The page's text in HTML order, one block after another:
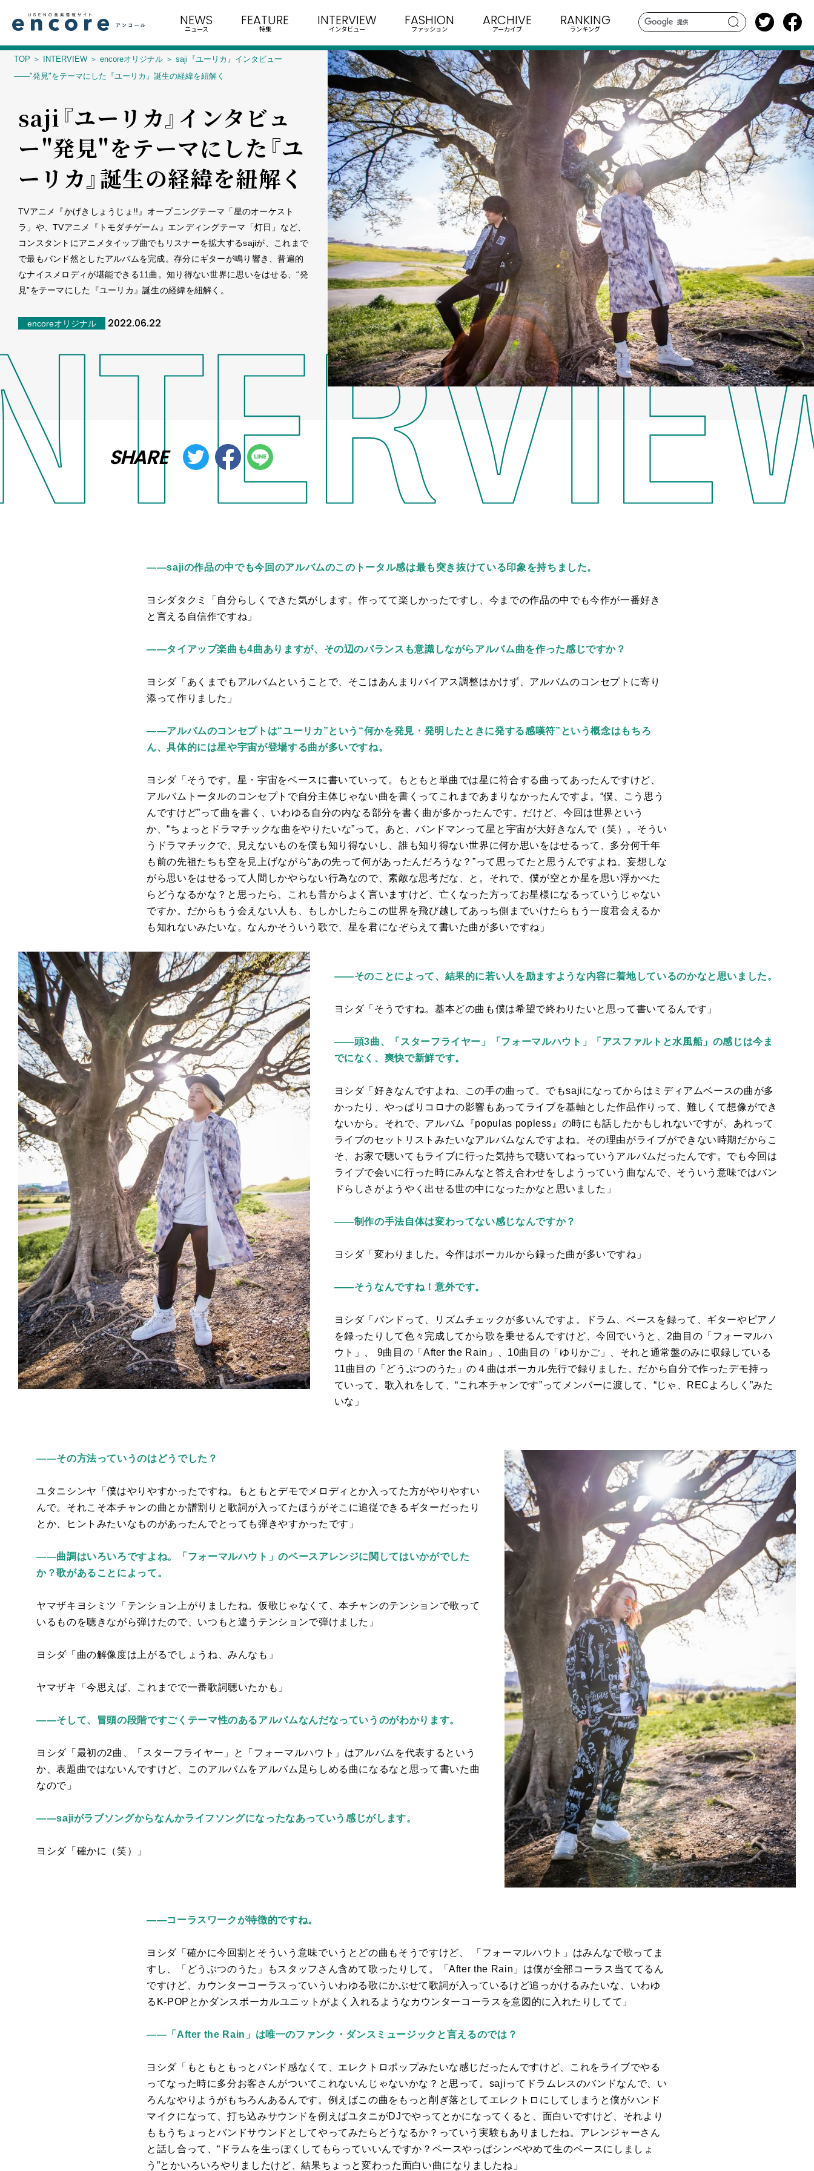
search
NEWS
ニュース
FEATURE
特集
INTERVIEW
インタビュー
FASHION
ファッション
ARCHIVE
アーカイブ
RANKING
ランキング
TOP INTERVIEW encoreオリジナル
saji『ユーリカ』インタビュー
――"発見"をテーマにした『ユーリカ』誕生の経緯を紐解く
saji『ユーリカ』インタビュ
ー――"発見"をテーマにした『ユ
ーリカ』誕生の経緯を紐解く
TVアニメ『かげきしょうじょ!!』オープニングテーマ「星のオーケスト
ラ」や、TVアニメ『トモダチゲーム』エンディングテーマ「灯日」など、
コンスタントにアニメタイップ曲でもリスナーを拡大するsajiが、これまで
で最もバンド然としたアルバムを完成。存分にギターが鳴り響き、普遍的
なナイスメロディが堪能できる11曲。知り得ない世界に思いをはせる、“発
見”をテーマにした『ユーリカ』誕生の経緯を紐解く。
encoreオリジナル 2022.06.22
SHARE
――sajiの作品の中でも今回のアルバムのこのトータル感は最も突き抜けている印象を持ちました。
ヨシダタクミ「自分らしくできた気がします。作ってて楽しかったですし、今までの作品の中でも今作が一番好き
と言える自信作ですね」
――タイアップ楽曲も4曲ありますが、その辺のバランスも意識しながらアルバム曲を作った感じですか？
ヨシダ「あくまでもアルバムということで、そこはあんまりバイアス調整はかけず、アルバムのコンセプトに寄り
添って作りました」
――アルバムのコンセプトは“ユーリカ”という“何かを発見・発明したときに発する感嘆符”という概念はもちろ
ん、具体的には星や宇宙が登場する曲が多いですね。
ヨシダ「そうです。星・宇宙をベースに書いていって。もともと単曲では星に符合する曲ってあったんですけど、
アルバムトータルのコンセプトで自分主体じゃない曲を書くってこれまであまりなかったんですよ。“僕、こう思う
んですけど”って曲を書く、いわゆる自分の内なる部分を書く曲が多かったんです。だけど、今回は世界という
か、“ちょっとドラマチックな曲をやりたいな”って。あと、バンドマンって星と宇宙が大好きなんで（笑）。そうい
うドラマチックで、見えないものを僕も知り得ないし、誰も知り得ない世界に何か思いをはせるって、多分何千年
も前の先祖たちも空を見上げながら“あの先って何があったんだろうな？”って思ってたと思うんですよね。妄想しな
がら思いをはせるって人間しかやらない行為なので、素敵な思考だな、と。それで、僕が空とか星を思い浮かべた
らどうなるかな？と思ったら、これも昔からよく言いますけど、亡くなった方ってお星様になるっていうじゃない
ですか。だからもう会えない人も、もしかしたらこの世界を飛び越してあっち側までいけたらもう一度君会えるか
も知れないみたいな。なんかそういう歌で、星を君になぞらえて書いた曲が多いですね」
――そのことによって、結果的に若い人を励ますような内容に着地しているのかなと思いました。
ヨシダ「そうですね。基本どの曲も僕は希望で終わりたいと思って書いてるんです」
――頭3曲、「スターフライヤー」「フォーマルハウト」「アスファルトと水風船」の感じは今ま
でになく、爽快で新鮮です。
ヨシダ「好きなんですよね、この手の曲って。でもsajiになってからはミディアムベースの曲が多
かったり、やっぱりコロナの影響もあってライブを基軸とした作品作りって、難しくて想像ができ
ないから。それで、アルバム『populas popless 』の時にも話したかもしれないですが、あれって
ライブのセットリストみたいなアルバムなんですよね。その理由がライブができない時期だからこ
そ、お家で聴いてもライブに行った気持ちで聴いてねっていうアルバムだったんです。でも今回は
ライブで会いに行った時にみんなと答え合わせをしようっていう曲なんで、そういう意味ではバン
ドらしさがようやく出せる世の中になったかなと思いました」
――制作の手法自体は変わってない感じなんですか？
ヨシダ「変わりました。今作はボーカルから録った曲が多いですね」
――そうなんですね！意外です。
ヨシダ「バンドって、リズムチェックが多いんですよ。ドラム、ベースを録って、ギターやピアノ
を録ったりして色々完成してから歌を乗せるんですけど、今回でいうと、 2曲目の「フォーマルハ
ウト」、
9曲目の「 After the Rain 」、 10曲目の「ゆりかご」、それと通常盤のみに収録している
11曲目の「どうぶつのうた」の４曲はボーカル先行で録りました。だから自分で作ったデモ持っ
ていって、歌入れをして、“これ本チャンです”ってメンバーに渡して、“じゃ、
REC よろしく”みた
いな」
――その方法っていうのはどうでした？
ユタニシンヤ「僕はやりやすかったですね。もともとデモでメロディとか入ってた方がやりやすい
んで。それこそ本チャンの曲とか譜割りと歌詞が入ってたほうがそこに追従できるギターだったり
とか、ヒントみたいなものがあったんでとっても弾きやすかったです」
――曲調はいろいろですよね。「フォーマルハウト」のベースアレンジに関してはいかがでした
か？歌があることによって。
ヤマザキヨシミツ「テンション上がりましたね。仮歌じゃなくて、本チャンのテンションで歌って
いるものを聴きながら弾けたので、いつもと違うテンションで弾けました」
ヨシダ「曲の解像度は上がるでしょうね、みんなも」
ヤマザキ「今思えば、これまでで一番歌詞聴いたかも」
――そして、冒頭の段階ですごくテーマ性のあるアルバムなんだなっていうのがわかります。
ヨシダ「最初の2曲、「スターフライヤー」と「フォーマルハウト」はアルバムを代表するという
か、表題曲ではないんですけど、このアルバムをアルバム足らしめる曲になるなと思って書いた曲
なので」
――sajiがラブソングからなんかライフソングになったなあっていう感じがします。
ヨシダ「確かに（笑）」
――コーラスワークが特徴的ですね。
ヨシダ「確かに今回割とそういう意味でいうとどの曲もそうですけど、 「フォーマルハウト」はみんなで歌ってま
すし、「どうぶつのうた」もスタッフさん含めて歌ったりして。「After the Rain 」は僕が全部コーラス当ててるん
ですけど、カウンターコーラスっていういわゆる歌にかぶせて歌詞が入っているけど追っかけるみたいな、いわゆ
る K-POP とかダンスボーカルユニットがよく入れるようなカウンターコーラスを意図的に入れたりしてて」
――「After the Rain」は唯一のファンク・ダンスミュージックと言えるのでは？
ヨシダ「もともともっとバンド感なくて、エレクトロポップみたいな感じだったんですけど、これをライブでやる
ってなった時に多分お客さんがついてこれないんじゃないかな？と思って。 sajiってドラムレスのバンドなんで、い
ろんなやりようがもちろんあるんです。例えばこの曲をもっと削ぎ落としてエレクトロにしてしまうと僕がハンド
マイクになって、打ち込みサウンドを例えばユタニがDJでやってとかになってくると、面白いですけど、それより
ももうちょっとバンドサウンドとしてやってみたらどうなるか？っていう実験もありましたね。アレンジャーさん
と話し合って、“ドラムを生っぽくしてもらっていいんですか？ベースやっぱシンベやめて生のベースにしましょ
う”とかいろいろやりましたけど、結果ちょっと変わった面白い曲になりましたね」